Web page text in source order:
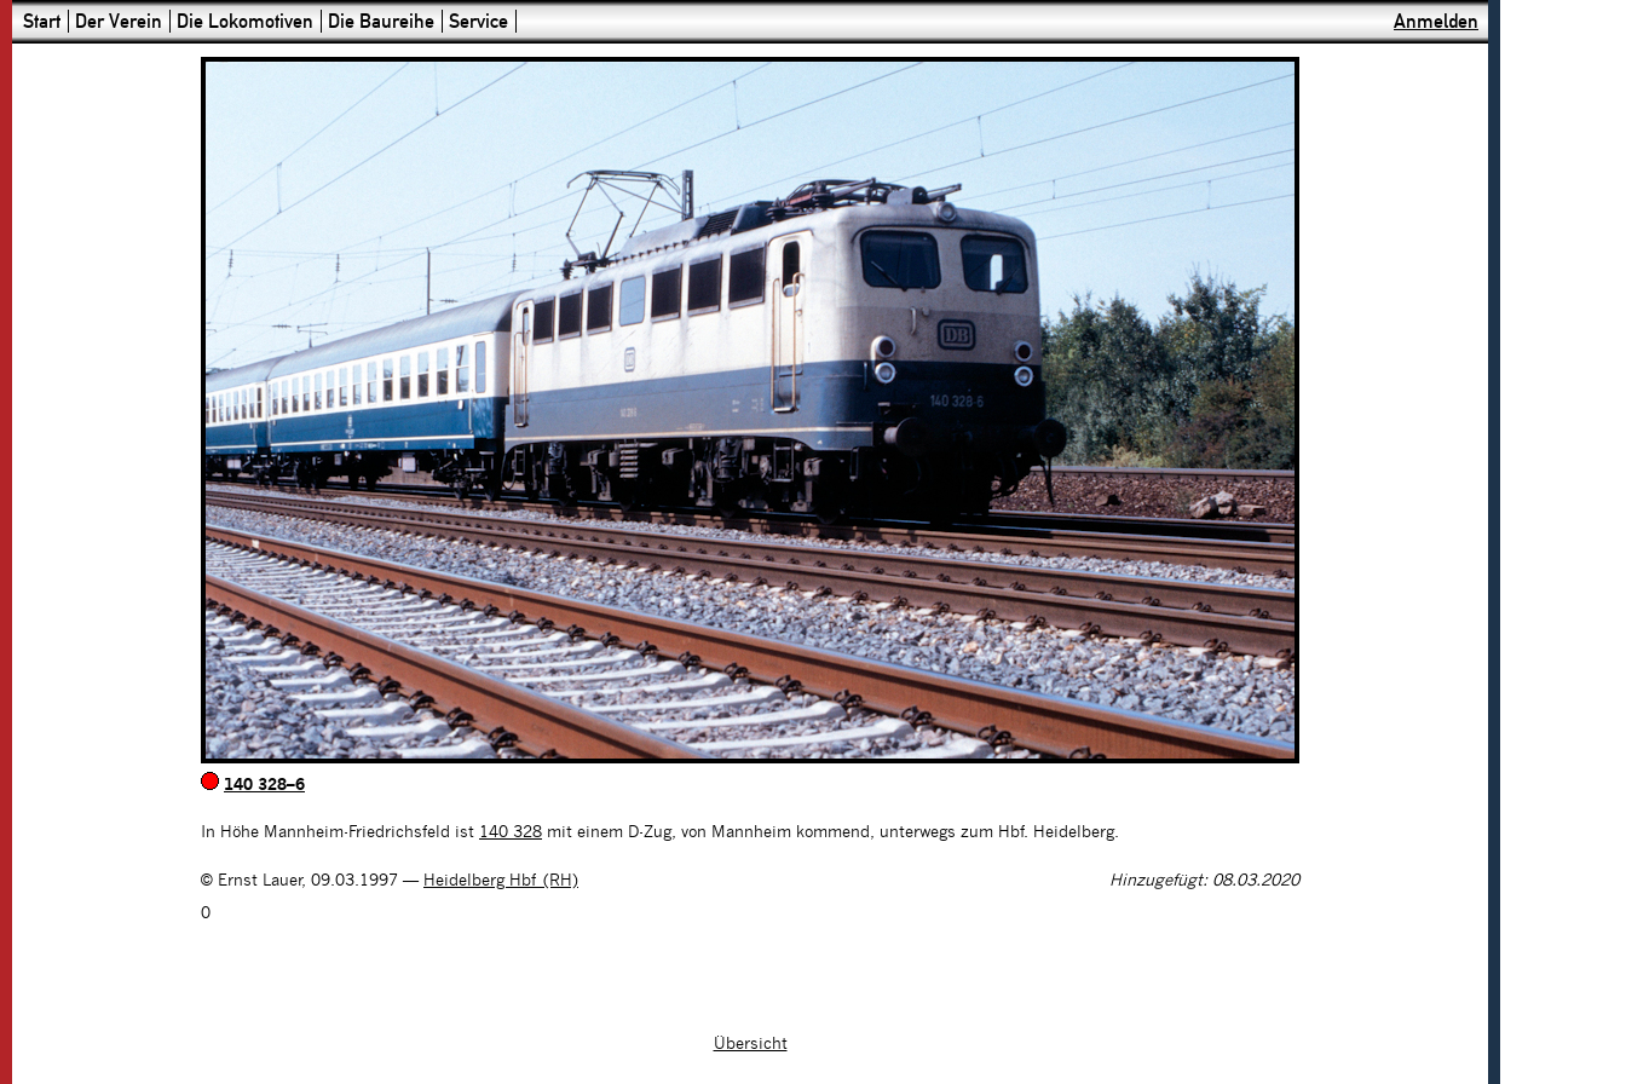
Start Der Verein Die Lokomotiven Die Baureihe Service Anmelden
140 328–6
In Höhe Mannheim-Friedrichsfeld ist 140 328 mit einem D-Zug, von Mannheim kommend, unterwegs zum Hbf. Heidelberg.
© Ernst Lauer, 09.03.1997 — Heidelberg Hbf (RH)
Hinzugefügt: 08.03.2020
0
Übersicht